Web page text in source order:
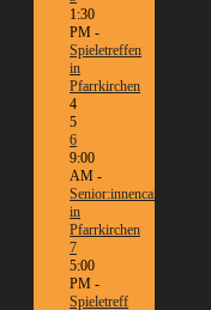
1:30
PM -
Spieletreffen
in
Pfarrkirchen
4
5
6
9:00
AM -
Senior:innencafé
in
Pfarrkirchen
7
5:00
PM -
Spieletreff